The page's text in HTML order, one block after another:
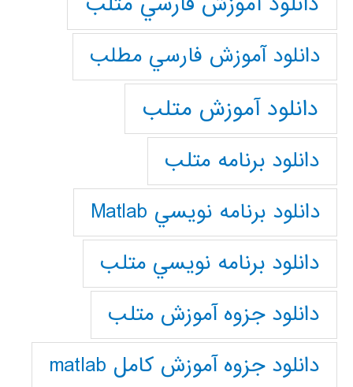
دانلود آموزش فارسي مطلب
دانلود آموزش متلب
دانلود برنامه متلب
دانلود برنامه نويسي Matlab
دانلود برنامه نويسي متلب
دانلود جزوه آموزش متلب
دانلود جزوه آموزش کامل matlab